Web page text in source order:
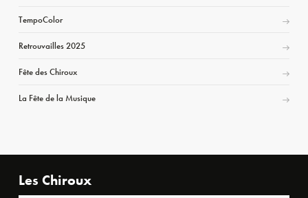
TempoColor
Retrouvailles 2025
Fête des Chiroux
La Fête de la Musique
Les Chiroux